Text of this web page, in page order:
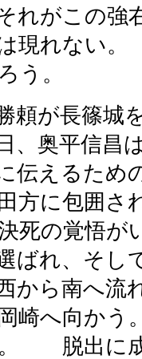
がこの強
現れない
う。
が長篠城を
奥平信昌は
伝えるた
方に包囲さ
決死の覚悟
ばれ、そし
ら南へ流れ
崎へ向か
脱出に成